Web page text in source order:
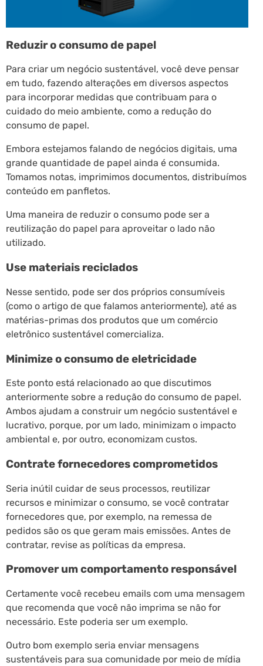
Reduzir o consumo de papel
Para criar um negócio sustentável, você deve pensar
em tudo, fazendo alterações em diversos aspectos
para incorporar medidas que contribuam para o
cuidado do meio ambiente, como a redução do
consumo de papel.
Embora estejamos falando de negócios digitais, uma
grande quantidade de papel ainda é consumida.
Tomamos notas, imprimimos documentos, distribuímos
conteúdo em panfletos.
Uma maneira de reduzir o consumo pode ser a
reutilização do papel para aproveitar o lado não
utilizado.
Use materiais reciclados
Nesse sentido, pode ser dos próprios consumíveis
(como o artigo de que falamos anteriormente), até as
matérias-primas dos produtos que um comércio
eletrônico sustentável comercializa.
Minimize o consumo de eletricidade
Este ponto está relacionado ao que discutimos
anteriormente sobre a redução do consumo de papel.
Ambos ajudam a construir um negócio sustentável e
lucrativo, porque, por um lado, minimizam o impacto
ambiental e, por outro, economizam custos.
Contrate fornecedores comprometidos
Seria inútil cuidar de seus processos, reutilizar
recursos e minimizar o consumo, se você contratar
fornecedores que, por exemplo, na remessa de
pedidos são os que geram mais emissões. Antes de
contratar, revise as políticas da empresa.
Promover um comportamento responsável
Certamente você recebeu emails com uma mensagem
que recomenda que você não imprima se não for
necessário. Este poderia ser um exemplo.
Outro bom exemplo seria enviar mensagens
sustentáveis para sua comunidade por meio de mídia